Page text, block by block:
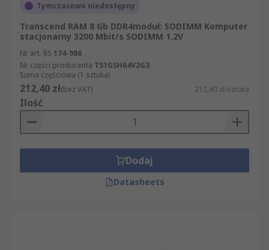
Tymczasowo niedostępny
Transcend RAM 8 Gb DDR4moduł: SODIMM Komputer
stacjonarny 3200 Mbit/s SODIMM 1.2V
Nr art. RS 174-986
Nr części producenta TS1GSH64V2G3
Suma częściowa (1 sztuka)
212,40 zł(bez VAT) 212,40 zł/sztuka
Ilość
Dodaj
Datasheets